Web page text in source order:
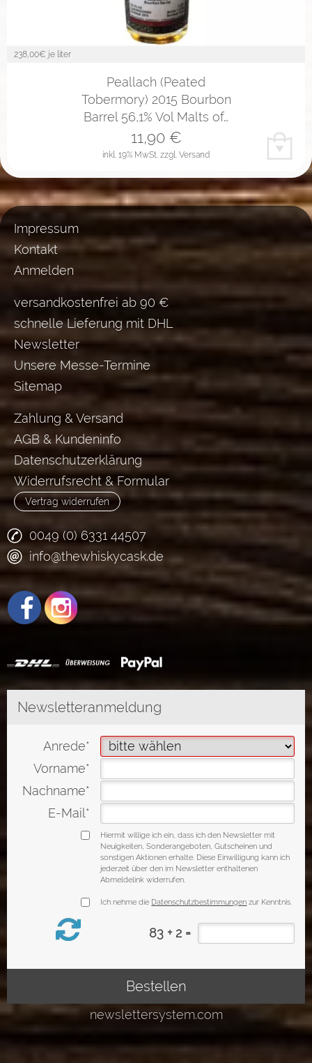
238,00€ je liter
Peallach (Peated
Tobermory) 2015 Bourbon
Barrel 56,1% Vol Malts of…
inkl. 19% MwSt. zzgl. Versand
11,90€
Impressum
Kontakt
Anmelden
versandkostenfrei ab 90 €
schnelle Lieferung mit DHL
Newsletter
Unsere Messe-Termine
Sitemap
Zahlung & Versand
AGB & Kundeninfo
Datenschutzerklärung
Widerrufsrecht & Formular
Vertrag widerrufen
0049 (0) 6331 44507
info@thewhiskycask.de